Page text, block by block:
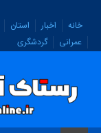
خانه
اخبار استان
عمرانی
گردشگری